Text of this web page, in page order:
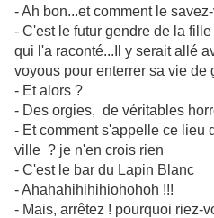
- Ah bon...et comment le
- C'est le futur gendre de la
qui l'a raconté...Il y serait allé
voyous pour enterrer sa vie de
- Et alors ?
- Des orgies, de véritables
- Et comment s'appelle ce lieu
ville ? je n'en crois rien
- C'est le bar du Lapin Blanc
- Ahahahihihihiohohoh !!!
- Mais, arrêtez ! pourquoi riez-